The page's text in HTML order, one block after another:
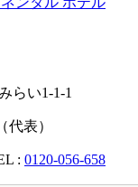
らい1-1-1
代表）
: 0120-056-658